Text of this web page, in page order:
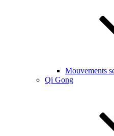
Mouvements
Qi Gong